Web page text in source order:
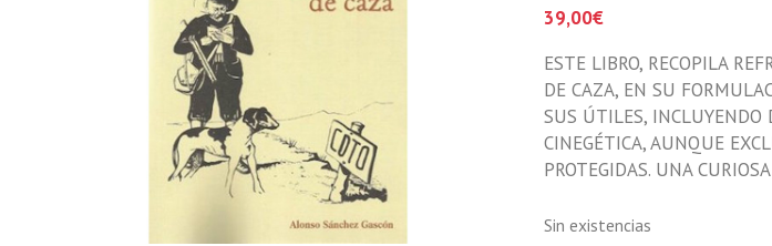
39,00€
ESTE LIBRO, RECOPILA
DE CAZA, EN SU
SUS ÚTILES, INCLUYENDO
CINEGÉTICA, AUNQUE
PROTEGIDAS. UNA
Sin existencias